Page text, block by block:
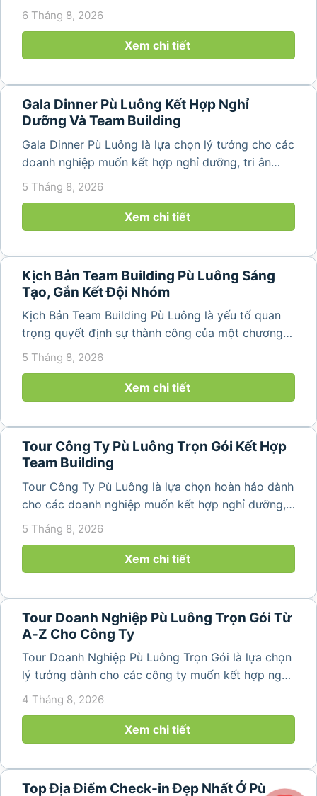
năm 2026 khi nhu cầu kết hợp nghỉ dưỡng, hội
mang đến khoảng thời gian thư giãn...
6 Tháng 8, 2026
Xem chi tiết
Gala Dinner Pù Luông Kết Hợp Nghỉ
Dưỡng Và Team Building
Gala Dinner Pù Luông là lựa chọn lý tưởng cho các
doanh nghiệp muốn kết hợp nghỉ dưỡng, tri ân
nhân viên và xây dựng tinh thần đồng đội trong
không gian thiên nhiên yên bình. Với khung cảnh
núi rừng hùng vĩ, không khí...
5 Tháng 8, 2026
Xem chi tiết
Kịch Bản Team Building Pù Luông Sáng
Tạo, Gắn Kết Đội Nhóm
Kịch Bản Team Building Pù Luông là yếu tố quan
trọng quyết định sự thành công của một chương
trình du lịch doanh nghiệp. Một kịch bản được xây
giây vui vẻ, sôi động mà còn...
5 Tháng 8, 2026
Xem chi tiết
Tour Công Ty Pù Luông Trọn Gói Kết Hợp
Team Building
Tour Công Ty Pù Luông là lựa chọn hoàn hảo dành
cho các doanh nghiệp muốn kết hợp nghỉ dưỡng,
team building và gắn kết tập thể trong không gian
thiên nhiên trong lành. Chỉ cách Hà Nội và Thanh
Hóa vài giờ di chuyển,...
5 Tháng 8, 2026
Xem chi tiết
Tour Doanh Nghiệp Pù Luông Trọn Gói Từ
A-Z Cho Công Ty
Tour Doanh Nghiệp Pù Luông Trọn Gói là lựa chọn
lý tưởng dành cho các công ty muốn kết hợp nghỉ
dưỡng, gắn kết đội ngũ và tái tạo năng lượng sau
thiên nhiên trong lành,...
4 Tháng 8, 2026
Xem chi tiết
Top Địa Điểm Check-in Đẹp Nhất Ở Pù